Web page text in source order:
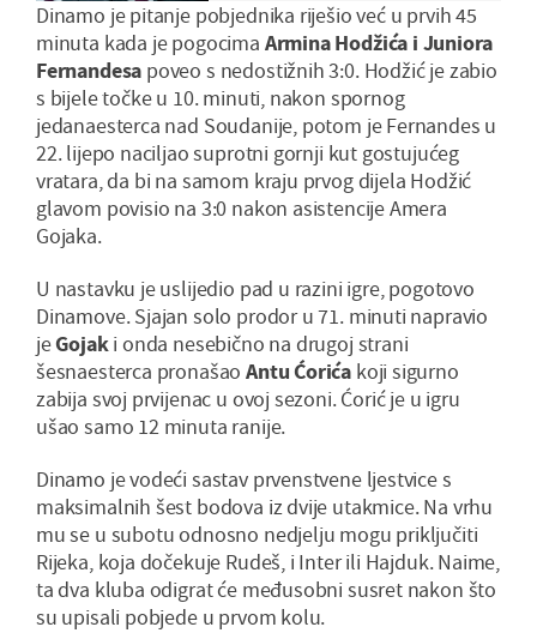
Dinamo je pitanje pobjednika riješio već u prvih 45
minuta kada je pogocima Armina Hodžića i Juniora
Fernandesa poveo s nedostižnih 3:0. Hodžić je zabio
s bijele točke u 10. minuti, nakon spornog
jedanaesterca nad Soudanije, potom je Fernandes u
22. lijepo naciljao suprotni gornji kut gostujućeg
vratara, da bi na samom kraju prvog dijela Hodžić
glavom povisio na 3:0 nakon asistencije Amera
Gojaka.
U nastavku je uslijedio pad u razini igre, pogotovo
Dinamove. Sjajan solo prodor u 71. minuti napravio
jeGojaki onda nesebično na drugoj strani
šesnaesterca pronašaoAntu Ćorića koji sigurno
zabija svoj prvijenac u ovoj sezoni. Ćorić je u igru
ušao samo 12 minuta ranije.
Dinamo je vodeći sastav prvenstvene ljestvice s
maksimalnih šest bodova iz dvije utakmice. Na vrhu
mu se u subotu odnosno nedjelju mogu priključiti
Rijeka, koja dočekuje Rudeš, i Inter ili Hajduk. Naime,
ta dva kluba odigrat će međusobni susret nakon što
su upisali pobjede u prvom kolu.